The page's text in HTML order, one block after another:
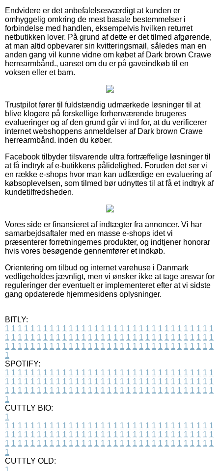
Endvidere er det anbefalelsesværdigt at kunden er
omhyggelig omkring de mest basale bestemmelser i
forbindelse med handlen, eksempelvis hvilken returret
netbutikken lover. På grund af dette er det tilmed afgørende,
at man altid opbevarer sin kvitteringsmail, således man en
anden gang vil kunne vidne om købet af Dark brown Crawe
herrearmbånd., uanset om du er på gaveindkøb til en
voksen eller et barn.
Trustpilot fører til fuldstændig udmærkede løsninger til at
blive klogere på forskellige forhenværende brugeres
evalueringer og af den grund går vi ind for, at du verificerer
internet webshoppens anmeldelser af Dark brown Crawe
herrearmbånd. inden du køber.
Facebook tilbyder tilsvarende ultra fortræffelige løsninger til
at få indtryk af e-butikkens pålidelighed. Foruden det ser vi
en række e-shops hvor man kan udfærdige en evaluering af
købsoplevelsen, som tilmed bør udnyttes til at få et indtryk af
kundetilfredsheden.
Vores side er finansieret af indtægter fra annoncer. Vi har
samarbejdsaftaler med en masse e-shops idet vi
præsenterer forretningernes produkter, og indtjener honorar
hvis vores besøgende gennemfører et indkøb.
Orientering om tilbud og internet varehuse i Danmark
vedligeholdes jævnligt, men vi ønsker ikke at tage ansvar for
reguleringer der eventuelt er implementeret efter at vi sidste
gang opdaterede hjemmesidens oplysninger.
BITLY:
1 1 1 1 1 1 1 1 1 1 1 1 1 1 1 1 1 1 1 1 1 1 1 1 1 1 1 1 1 1 1 1 1
1 1 1 1 1 1 1 1 1 1 1 1 1 1 1 1 1 1 1 1 1 1 1 1 1 1 1 1 1 1 1 1 1
1 1 1 1 1 1 1 1 1 1 1 1 1 1 1 1 1 1 1 1 1 1 1 1 1 1 1 1 1 1 1 1 1
1
SPOTIFY:
1 1 1 1 1 1 1 1 1 1 1 1 1 1 1 1 1 1 1 1 1 1 1 1 1 1 1 1 1 1 1 1 1
1 1 1 1 1 1 1 1 1 1 1 1 1 1 1 1 1 1 1 1 1 1 1 1 1 1 1 1 1 1 1 1 1
1 1 1 1 1 1 1 1 1 1 1 1 1 1 1 1 1 1 1 1 1 1 1 1 1 1 1 1 1 1 1 1 1
1
CUTTLY BIO:
1
1 1 1 1 1 1 1 1 1 1 1 1 1 1 1 1 1 1 1 1 1 1 1 1 1 1 1 1 1 1 1 1 1
1 1 1 1 1 1 1 1 1 1 1 1 1 1 1 1 1 1 1 1 1 1 1 1 1 1 1 1 1 1 1 1 1
1 1 1 1 1 1 1 1 1 1 1 1 1 1 1 1 1 1 1 1 1 1 1 1 1 1 1 1 1 1 1 1 1
1
CUTTLY OLD: